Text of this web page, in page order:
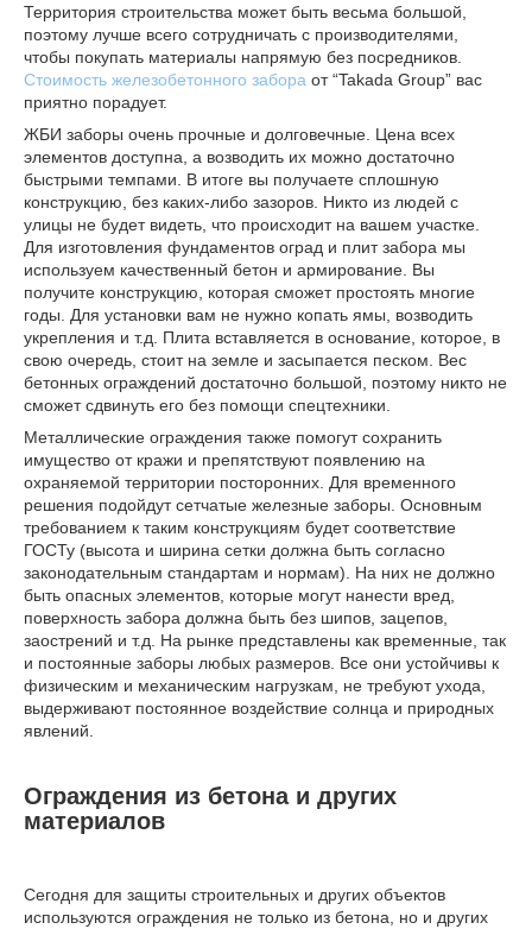
Территория строительства может быть весьма большой,
поэтому лучше всего сотрудничать с производителями,
чтобы покупать материалы напрямую без посредников.
Стоимость железобетонного забора от “Takada Group” вас
приятно порадует.
ЖБИ заборы очень прочные и долговечные. Цена всех
элементов доступна, а возводить их можно достаточно
быстрыми темпами. В итоге вы получаете сплошную
конструкцию, без каких-либо зазоров. Никто из людей с
улицы не будет видеть, что происходит на вашем участке.
Для изготовления фундаментов оград и плит забора мы
используем качественный бетон и армирование. Вы
получите конструкцию, которая сможет простоять многие
годы. Для установки вам не нужно копать ямы, возводить
укрепления и т.д. Плита вставляется в основание, которое, в
свою очередь, стоит на земле и засыпается песком. Вес
бетонных ограждений достаточно большой, поэтому никто не
сможет сдвинуть его без помощи спецтехники.
Металлические ограждения также помогут сохранить
имущество от кражи и препятствуют появлению на
охраняемой территории посторонних. Для временного
решения подойдут сетчатые железные заборы. Основным
требованием к таким конструкциям будет соответствие
ГОСТу (высота и ширина сетки должна быть согласно
законодательным стандартам и нормам). На них не должно
быть опасных элементов, которые могут нанести вред,
поверхность забора должна быть без шипов, зацепов,
заострений и т.д. На рынке представлены как временные, так
и постоянные заборы любых размеров. Все они устойчивы к
физическим и механическим нагрузкам, не требуют ухода,
выдерживают постоянное воздействие солнца и природных
явлений.
Ограждения из бетона и других
материалов
Сегодня для защиты строительных и других объектов
используются ограждения не только из бетона, но и других